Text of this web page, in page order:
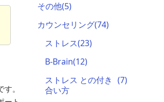
。
その他(5)
カウンセリング(74)
ストレス(23)
B-Brain(12)
ストレス との付き
合い方
(7)